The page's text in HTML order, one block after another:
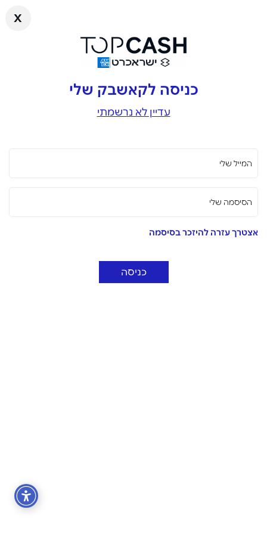
x
כניסה לקאשבק שלי
עדיין לא נרשמתי
המייל שלי
הסיסמה שלי
אצטרך עזרה להיזכר בסיסמה
כניסה